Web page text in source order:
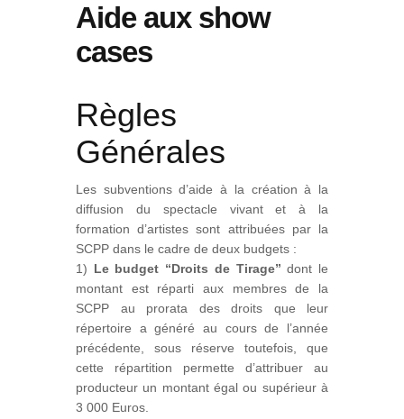
Aide aux show
cases
Règles
Générales
Les subventions d’aide à la création à la
diffusion du spectacle vivant et à la
formation d’artistes sont attribuées par la
SCPP dans le cadre de deux budgets :
1) Le budget “Droits de Tirage” dont le
montant est réparti aux membres de la
SCPP au prorata des droits que leur
répertoire a généré au cours de l’année
précédente, sous réserve toutefois, que
cette répartition permette d’attribuer au
producteur un montant égal ou supérieur à
3 000 Euros.